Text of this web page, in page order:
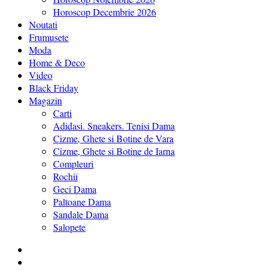
Horoscop Decembrie 2026
Noutati
Frumusete
Moda
Home & Deco
Video
Black Friday
Magazin
Carti
Adidasi. Sneakers. Tenisi Dama
Cizme, Ghete si Botine de Vara
Cizme, Ghete si Botine de Iarna
Compleuri
Rochii
Geci Dama
Paltoane Dama
Sandale Dama
Salopete